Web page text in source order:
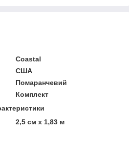
Coastal
США
Помаранчевий
Комплект
2,5 см х 1,83 м